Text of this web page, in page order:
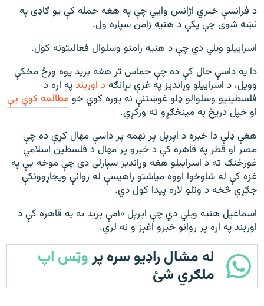
د فرانسې خبري اژانس وايي چې په هغه حمله کې یو ګاډی په
نښه شوی چې پکې د هنیه زامن سپاره ول.
اسراییلو ویلي دي چې د هنیه زامنو وسلوال فعالیتونه کول.
دا په داسې حال کې ده چې حماس تر هغه برید یوه ورځ مخکې
وویل، د اسراییلو وړاندیز په غزې تړانګهد اوربندپه اړه د
فلسطینیو وسلوالو ډلو غوښتنې نه پوره کوي خومطالعه کوي یې
او خپل دریځ به مینځګړو ته ورکړي.
هغې ډلې دا خبره د اپرېل پر نهمه پر داسې مهال کړې ده چې
مصر او قطر په قاهره کې د خبرو پر مهال د فلسطین اسلامي
غورځنګ ته د اسراییلو هغه وړاندیز سپارلی دی چې موخه یې په
غزه کې له شاوخوا اووه میاشتو راهیسې له روانې ویجاړوونکې
جګړې څخه د وتلو لاره پیدا کول دي.
اسماعیل هنیه ویلي دي چې اپرېل ۱۰مې برید به په قاهره کې د
اوربند په اړه پر روانو خبرو اغېز و نه لري.
له مشال راډیو سره پروټس اپ
ملګري شئ